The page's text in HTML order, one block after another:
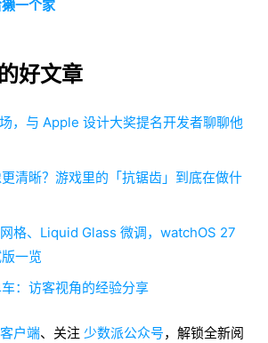
一个家
好文章
，与 Apple 设计大奖提名开发者聊聊他
清晰？游戏里的「抗锯齿」到底在做什
格、Liquid Glass 微调，watchOS 27
一览
：访客视角的经验分享
户端、关注 少数派公众号，解锁全新阅